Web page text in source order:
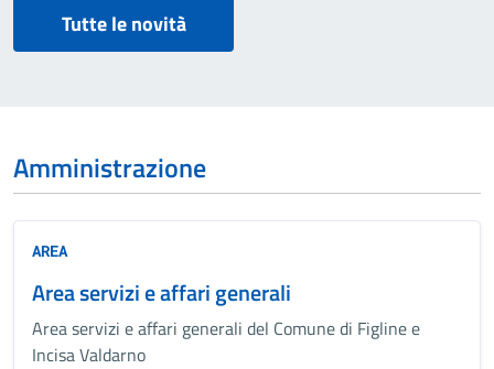
Tutte le novità
Amministrazione
AREA
Area servizi e affari generali
Area servizi e affari generali del Comune di Figline e
Incisa Valdarno